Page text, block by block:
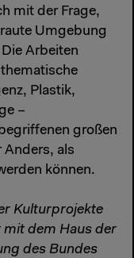
mit der Frage,
Umgebung
Arbeiten
Plastik,
–
großen
als
können.
Kulturprojekte
dem Haus der
des Bundes